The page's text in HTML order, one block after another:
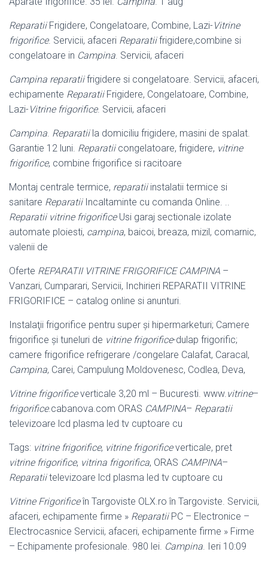
ReparatiiFrigidere, Congelatoare, Combine, Lazi- Vitrine
frigorifice. Servicii, afaceri Reparatiifrigidere,combine si
congelatoare in Campina. Servicii, afaceri
Campina reparatiifrigidere si congelatoare. Servicii, afaceri,
echipamente ReparatiiFrigidere, Congelatoare, Combine,
Lazi- Vitrine frigorifice. Servicii, afaceri
Campina. Reparatiila domiciliu frigidere, masini de spalat.
Garantie 12 luni. Reparatiicongelatoare, frigidere, vitrine
frigorifice, combine frigorifice si racitoare
Montaj centrale termice, reparatiiinstalatii termice si
sanitare ReparatiiIncaltaminte cu comanda Online. ..
Reparatii vitrine frigorificeUsi garaj sectionale izolate
automate ploiesti, campina, baicoi, breaza, mizil, comarnic,
valenii de
Oferte REPARATII VITRINE FRIGORIFICE CAMPINA –
Vanzari, Cumparari, Servicii, Inchirieri REPARATII VITRINE
FRIGORIFICE – catalog online si anunturi.
Instalaţii frigorifice pentru super şi hipermarketuri; Camere
frigorifice şi tuneluri de vitrine frigorifice-dulap frigorific;
camere frigorifice refrigerare /congelare Calafat, Caracal,
Campina, Carei, Campulung Moldovenesc, Codlea, Deva,
Vitrine frigorificeverticale 3,20 ml – Bucuresti. www.vitrine–
frigorifice.cabanova.com ORAS CAMPINA– Reparatii
televizoare lcd plasma led tv cuptoare cu
Tags: vitrine frigorifice, vitrine frigorificeverticale, pret
vitrine frigorifice, vitrina frigorifica, ORAS CAMPINA–
Reparatiitelevizoare lcd plasma led tv cuptoare cu
Vitrine Frigorificeîn Targoviste OLX.ro în Targoviste. Servicii,
afaceri, echipamente firme » ReparatiiPC – Electronice –
Electrocasnice Servicii, afaceri, echipamente firme » Firme
– Echipamente profesionale. 980 lei. Campina. Ieri 10:09